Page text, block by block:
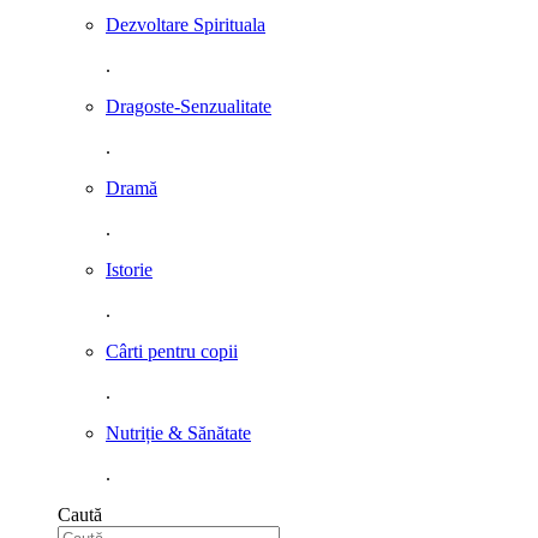
Dezvoltare Spirituala
.
Dragoste-Senzualitate
.
Dramă
.
Istorie
.
Cârti pentru copii
.
Nutriție & Sănătate
.
Caută